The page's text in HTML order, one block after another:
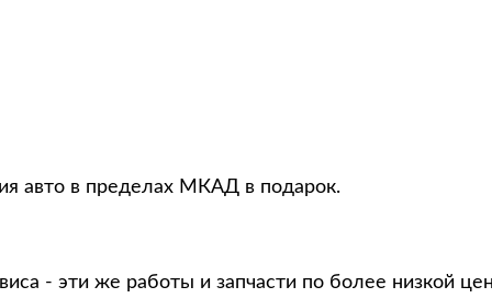
авто в пределах МКАД в подарок.
- эти же работы и запчасти по более низкой